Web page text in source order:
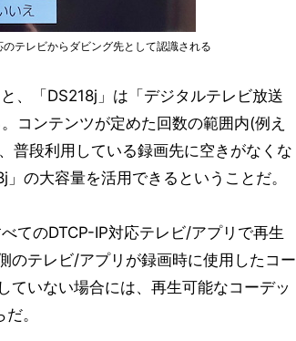
テレビからダビング先として認識される
、「DS218j」は「デジタルテレビ放送
コンテンツが定めた回数の範囲内(例え
普段利用している録画先に空きがなくな
の大容量を活用できるということだ。
てのDTCP-IP対応テレビ/アプリで再生
のテレビ/アプリが録画時に使用したコー
ていない場合には、再生可能なコーデッ
。